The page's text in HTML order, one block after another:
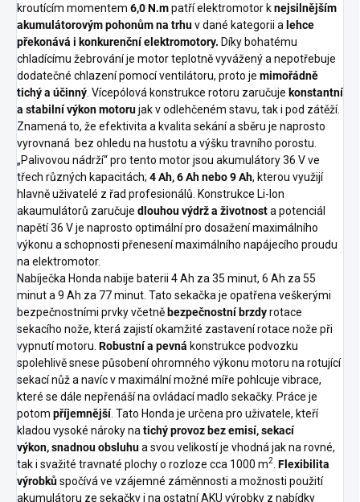
kroutícím momentem 6,0 N.mpatří elektromotor knejsilnějším
akumulátorovým pohonům na trhuv dané kategorii a lehce
překonává i konkurenční elektromotory. Díky bohatému
chladícímu žebrování je motor teplotně vyvážený a nepotřebuje
dodatečné chlazení pomocí ventilátoru, proto je mimořádně
tichý a účinný . Vícepólová konstrukce rotoru zaručuje konstantní
a stabilní výkon motorujak v odlehčeném stavu, tak i pod zátěží.
Znamená to, že efektivita a kvalita sekání a sběru je naprosto
vyrovnaná bez ohledu na hustotu a výšku travního porostu.
„Palivovou nádrží“ pro tento motor jsou akumulátory 36 V ve
třech různých kapacitách; 4 Ah, 6 Ah nebo 9 Ah, kterou využijí
hlavně uživatelé z řad profesionálů. Konstrukce Li-Ion
akaumulátorů zaručuje dlouhou výdrž a životnosta potenciál
napětí 36 V je naprosto optimální pro dosažení maximálního
výkonu a schopnosti přenesení maximálního napájecího proudu
na elektromotor.
Nabíječka Honda nabije baterii 4 Ah za 35 minut, 6 Ah za 55
minut a 9 Ah za 77 minut. Tato sekačka je opatřena veškerými
bezpečnostními prvky včetně bezpečnostní brzdyrotace
sekacího nože, která zajistí okamžité zastavení rotace nože při
vypnutí motoru. Robustní a pevná konstrukce podvozku
spolehlivě snese působení ohromného výkonu motoru na rotující
sekací nůž a navíc v maximální možné míře pohlcuje vibrace,
které se dále nepřenáší na ovládací madlo sekačky. Práce je
potom příjemnější. Tato Honda je určena pro uživatele, kteří
kladou vysoké nároky na tichý provoz bez emisí, sekací
výkon, snadnou obsluhua svou velikostí je vhodná jak na rovné,
tak i svažité travnaté plochy o rozloze cca 1000 m2 Flexibilita
výrobkůspočívá ve vzájemné záměnnosti a možnosti použití
akumulátoru ze sekačky i na ostatní AKU výrobky z nabídky